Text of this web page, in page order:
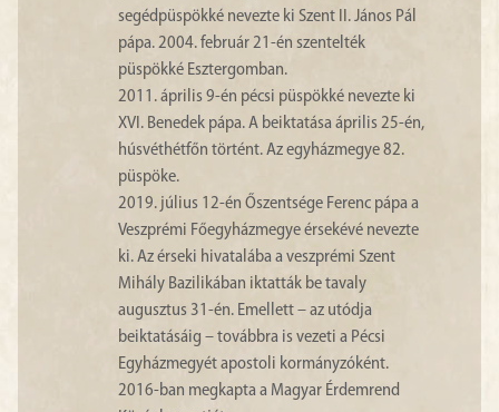
segédpüspökké nevezte ki Szent II. János Pál
pápa. 2004. február 21-én szentelték
püspökké Esztergomban.
2011. április 9-én pécsi püspökké nevezte ki
XVI. Benedek pápa. A beiktatása április 25-én,
húsvéthétfőn történt. Az egyházmegye 82.
püspöke.
2019. július 12-én Őszentsége Ferenc pápa a
Veszprémi Főegyházmegye érsekévé nevezte
ki. Az érseki hivatalába a veszprémi Szent
Mihály Bazilikában iktatták be tavaly
augusztus 31-én. Emellett – az utódja
beiktatásáig – továbbra is vezeti a Pécsi
Egyházmegyét apostoli kormányzóként.
2016-ban megkapta a Magyar Érdemrend